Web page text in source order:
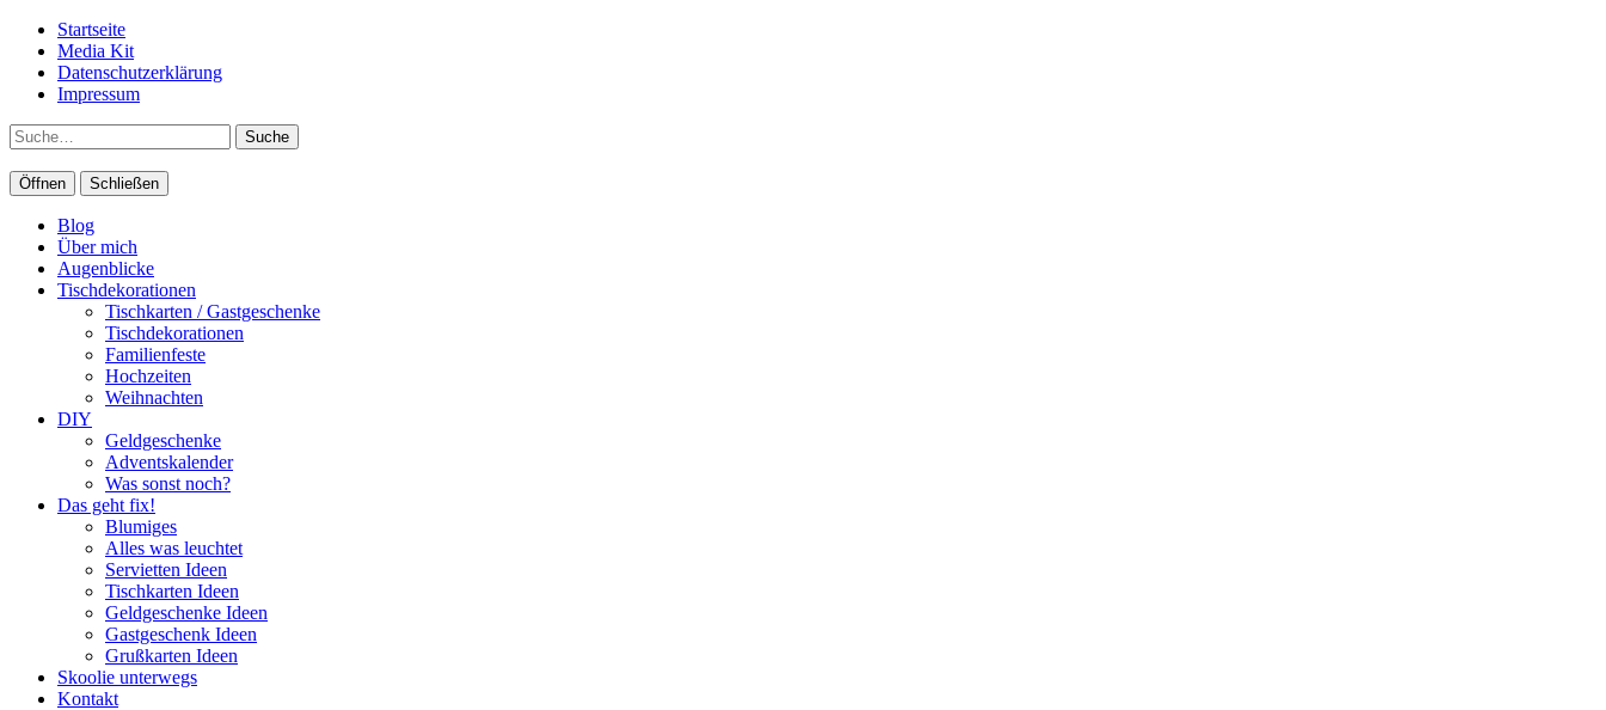
Startseite
Media Kit
Datenschutzerklärung
Impressum
Suche
Öffnen Schließen
Blog
Über mich
Augenblicke
Tischdekorationen
Tischkarten / Gastgeschenke
Tischdekorationen
Familienfeste
Hochzeiten
Weihnachten
DIY
Geldgeschenke
Adventskalender
Was sonst noch?
Das geht fix!
Blumiges
Alles was leuchtet
Servietten Ideen
Tischkarten Ideen
Geldgeschenke Ideen
Gastgeschenk Ideen
Grußkarten Ideen
Skoolie unterwegs
Kontakt